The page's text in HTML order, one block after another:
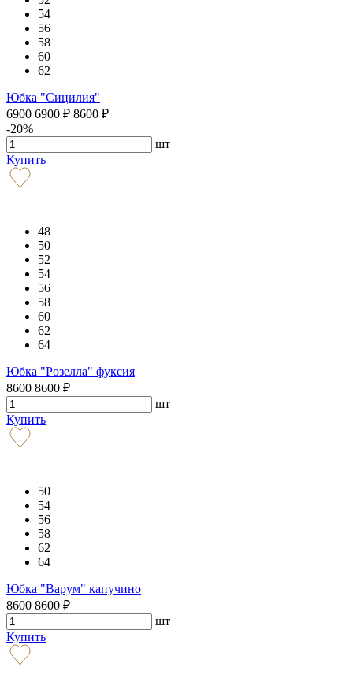
54
56
58
60
62
Юбка "Сицилия"
6900 6900 ₽ 8600 ₽
-20%
шт
Купить
48
50
52
54
56
58
60
62
64
Юбка "Розелла" фуксия
8600 8600 ₽
шт
Купить
50
54
56
58
62
64
Юбка "Варум" капучино
8600 8600 ₽
шт
Купить